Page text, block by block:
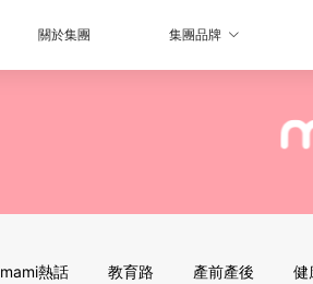
關於集團 集團品牌
mami熱話 教育路 產前產後 健